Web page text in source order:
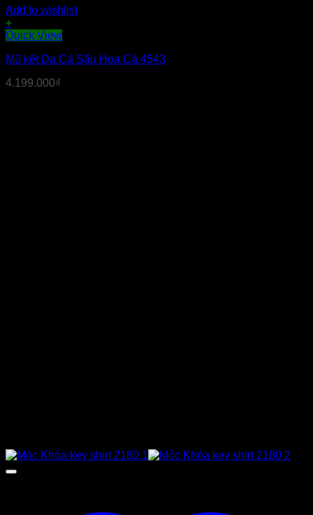
Add to wishlist
+
Quick View
Mũ kết Da Cá Sấu Hoa Cà 4543
4.199.000₫